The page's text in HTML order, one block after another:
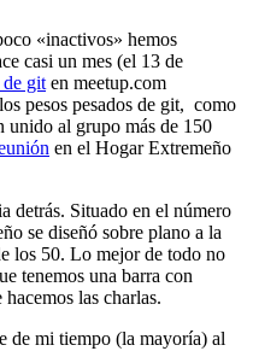
«inactivos» hemos
casi un mes (el 13 de
de git en meetup.com
pesos pesados de git, como
unido al grupo más de 150
en el Hogar Extremeño
detrás. Situado en el número
se diseñó sobre plano a la
los 50. Lo mejor de todo no
tenemos una barra con
las charlas.
de mi tiempo (la mayoría) al